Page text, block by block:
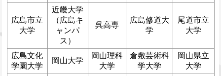
広島市立
大学
近畿大学
（広島キ
ャンパ
ス）
呉高専
広島修道大
学
尾道市立
大学
広島文化
学園大学
岡山大学
岡山理科
大学
倉敷芸術科
学大学
岡山県立
大学